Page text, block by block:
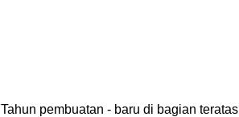
Tahun pembuatan - baru di bagian teratas